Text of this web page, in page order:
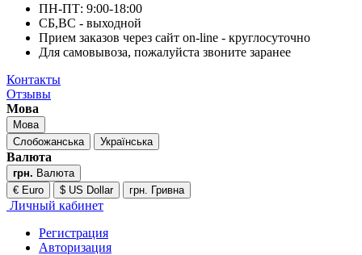
ПН-ПТ: 9:00-18:00
СБ,ВС - выходной
Прием заказов через сайт on-line - круглосуточно
Для самовывоза, пожалуйста звоните заранее
Контакты
Отзывы
Мова
Мова
Слобожанська
Українська
Валюта
грн. Валюта
€ Euro
$ US Dollar грн. Гривна
Личный кабинет
Регистрация
Авторизация